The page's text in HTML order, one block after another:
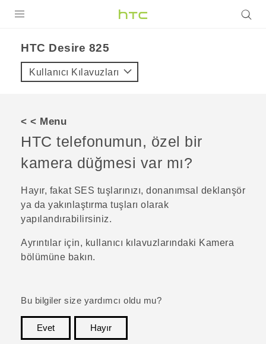
VIVE
VIVERSE
DESTEK
HTC Desire 825‎
Kullanıcı Kılavuzları
< < Menu
HTC telefonumun, özel bir
kamera düğmesi var mı?
Hayır, fakat SES tuşlarınızı, donanımsal deklanşör
ya da yakınlaştırma tuşları olarak
yapılandırabilirsiniz.
Ayrıntılar için, kullanıcı kılavuzlarındaki Kamera
bölümüne bakın.
Bu bilgiler size yardımcı oldu mu?
Evet
Hayır